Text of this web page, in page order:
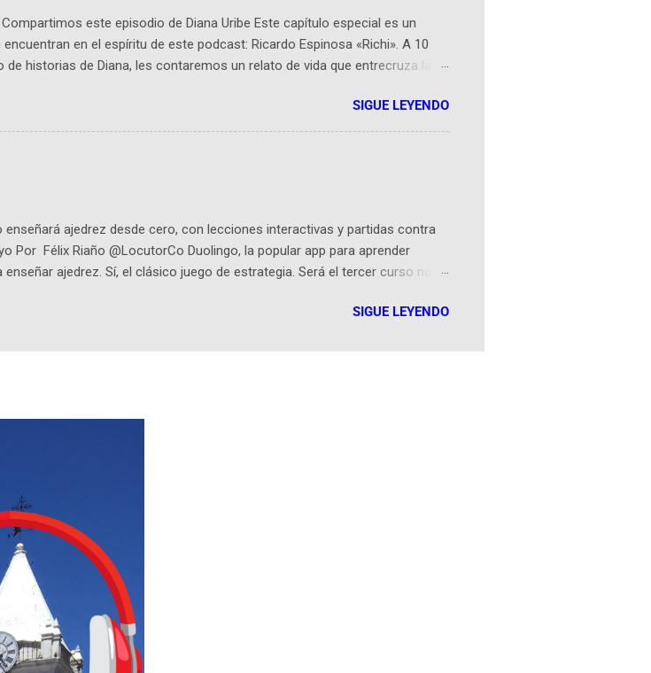
este episodio de Diana Uribe Este capítulo especial es un
en el espíritu de este podcast: Ricardo Espinosa «Richi». A 10
historias de Diana, les contaremos un relato de vida que entrecruza la
del relato viviente que encarna una joven librera de Barichara y de
y sombrero que parecía sacado directamente de una novela de espías
Espinosa: los cómics, las novelas y los libros reunidos por Richi hoy se
Arango ¡Síguenos en nuestras Redes Sociales! Facebook:
SIGUE LEYENDO
enseñará ajedrez desde cero, con lecciones interactivas y partidas contra
Por Félix Riaño @LocutorCo Duolingo, la popular app para aprender
ajedrez. Sí, el clásico juego de estrategia. Será el tercer curso no
usuarios aprenderán desde lo más básico, como mover un alfil, hasta jugar
¿Será posible que una app que antes nos enseñó francés, ahora nos
SIGUE LEYENDO